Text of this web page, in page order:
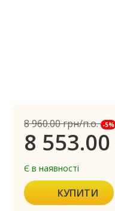
8 960.00грн/п.о. -5%
8 553.00
Є в наявності
КУПИТИ